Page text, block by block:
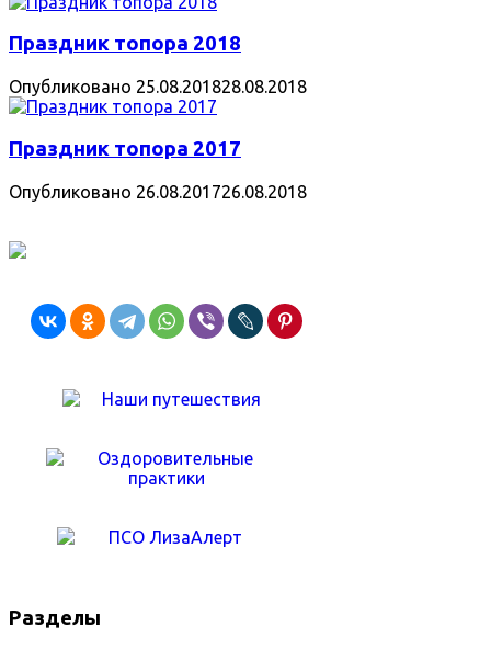
Праздник топора 2018
Опубликовано 25.08.201828.08.2018
Праздник топора 2017
Опубликовано 26.08.201726.08.2018
Разделы